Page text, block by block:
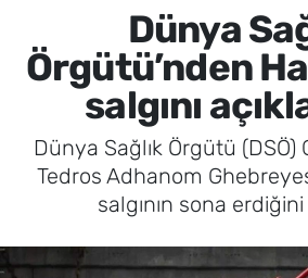
Dünya
Örgütü’nden
salgını
Dünya Sağlık Örgütü (DSÖ)
Tedros Adhanom
salgının sona erdiğini